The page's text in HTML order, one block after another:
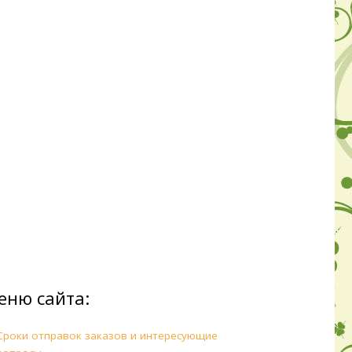
сайта:
отправок заказов и интересующие